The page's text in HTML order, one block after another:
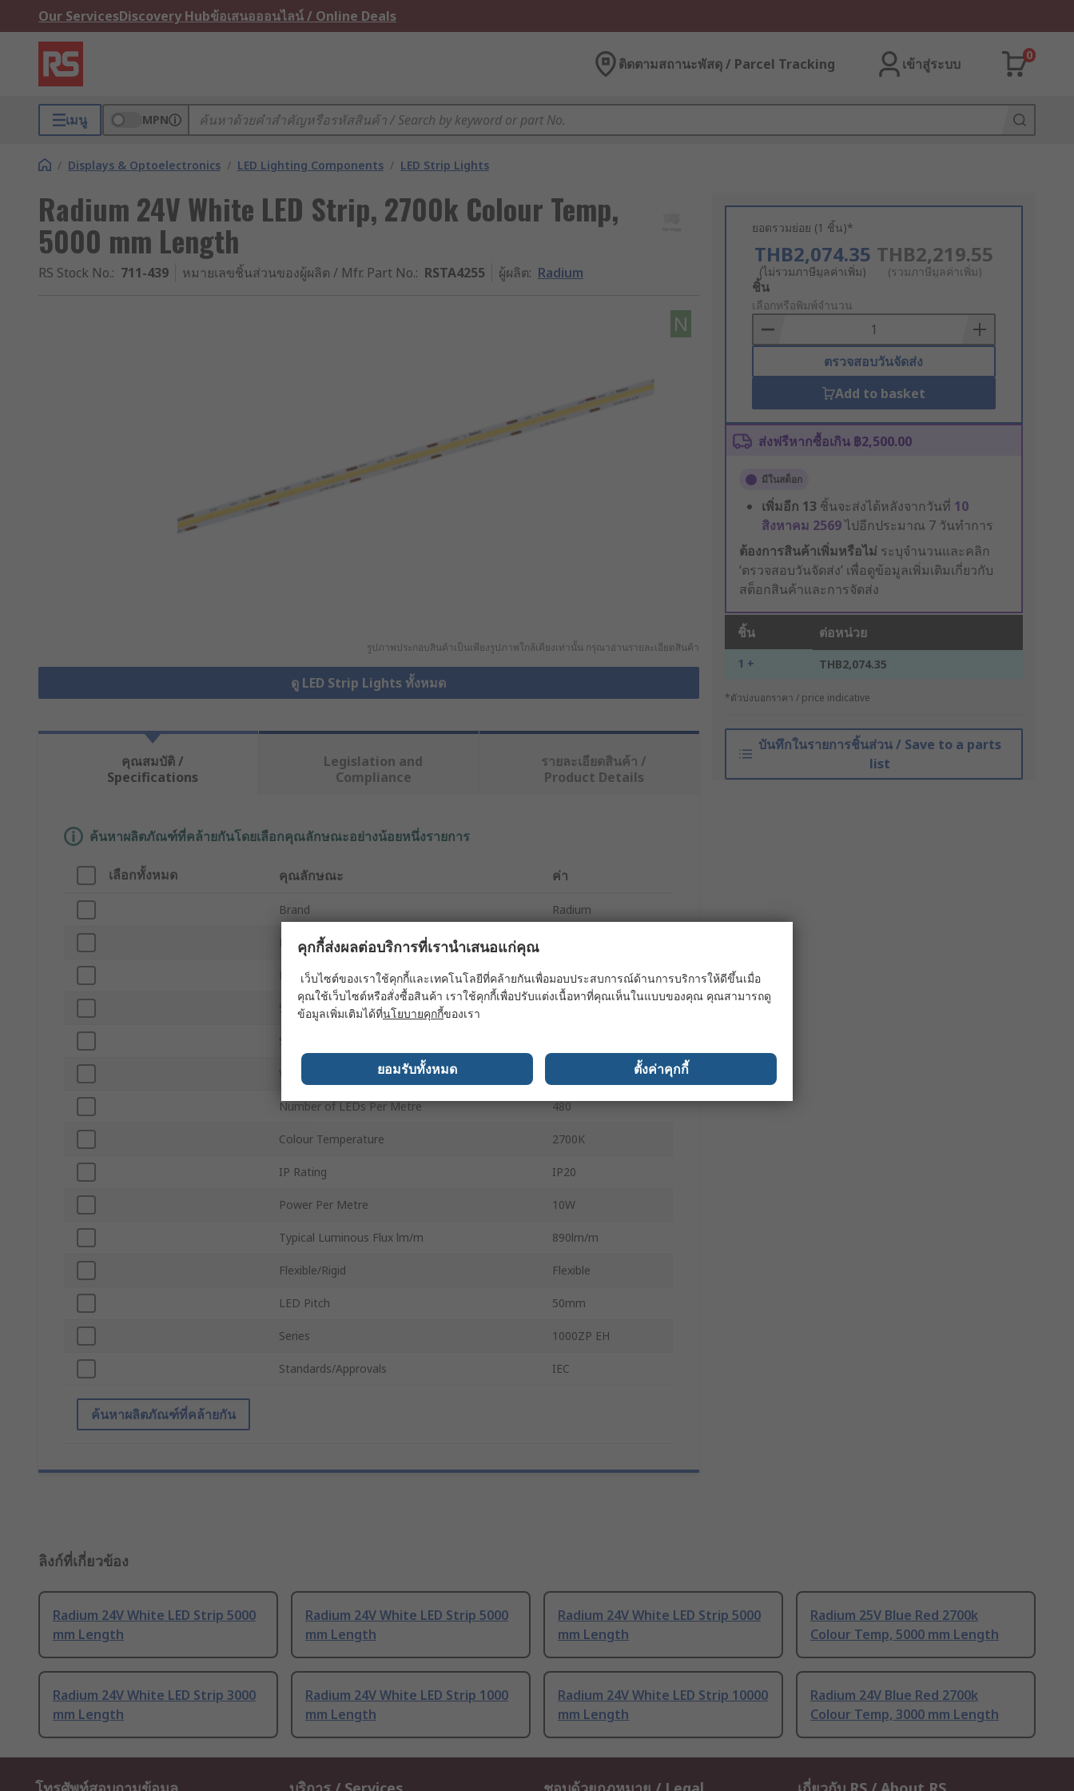
Our ServicesDiscovery Hubข้อเสนอออนไลน์ / Online Deals
ติดตามสถานะพัสดุ / Parcel Tracking เข้าสู่ระบบ
0
เมนู MPN
/ Displays & Optoelectronics / LED Lighting Components / LED Strip Lights
Radium 24V White LED Strip, 2700k Colour Temp,
5000 mm Length
RS Stock No.: 711-439 หมายเลขชิ้นส่วนของผู้ผลิต / Mfr. Part No.: RSTA4255 ผู้ผลิต: Radium
N
รูปภาพประกอบสินค้าเป็นเพียงรูปภาพใกล้เคียงเท่านั้น กรุณาอ่านรายละเอียดสินค้า
ดู LED Strip Lights ทั้งหมด
ยอดรวมย่อย (1 ชิ้น)*
THB2,074.35
(ไม่รวมภาษีมูลค่าเพิ่ม)
THB2,219.55
(รวมภาษีมูลค่าเพิ่ม)
Add
to
Basket
ชิ้น
เลือกหรือพิมพ์จำนวน
ตรวจสอบวันจัดส่ง
Add to basket
ส่งฟรีหากซื้อเกิน ฿2,500.00
มีในสต็อก
เพิ่มอีก 13 ชิ้นจะส่งได้หลังจากวันที่ 10
สิงหาคม 2569ไปอีกประมาณ 7 วันทำการ
ต้องการสินค้าเพิ่มหรือไม่ ระบุจำนวนและคลิก
‘ตรวจสอบวันจัดส่ง’ เพื่อดูข้อมูลเพิ่มเติมเกี่ยวกับ
สต็อกสินค้าและการจัดส่ง
ชิ้น ต่อหน่วย
1 + THB2,074.35
*ตัวบ่งบอกราคา / price indicative
บันทึกในรายการชิ้นส่วน / Save to a parts
list
คุณสมบัติ /
Specifications
Legislation and
Compliance
รายละเอียดสินค้า /
Product Details
ค้นหาผลิตภัณฑ์ที่คล้ายกันโดยเลือกคุณลักษณะอย่างน้อยหนึ่งรายการ
เลือกทั้งหมด คุณลักษณะ ค่า
Brand Radium
Product Type
LED Colour White
Strip Length
Strip Width
Voltage
Number of LEDs Per Metre 480
Colour Temperature 2700K
IP Rating IP20
Power Per Metre 10W
Typical Luminous Flux lm/m 890lm/m
Flexible/Rigid Flexible
LED Pitch 50mm
Series 1000ZP EH
Standards/Approvals IEC
ค้นหาผลิตภัณฑ์ที่คล้ายกัน
ลิงก์ที่เกี่ยวข้อง
Radium 24V White LED Strip 5000
mm Length
Radium 24V White LED Strip 5000
mm Length
Radium 24V White LED Strip 5000
mm Length
Radium 25V Blue Red 2700k
Colour Temp, 5000 mm Length
Radium 24V White LED Strip 3000
mm Length
Radium 24V White LED Strip 1000
mm Length
Radium 24V White LED Strip 10000
mm Length
Radium 24V Blue Red 2700k
Colour Temp, 3000 mm Length
คุกกี้ส่งผลต่อบริการที่เรานำเสนอแก่คุณ
เว็บไซต์ของเราใช้คุกกี้และเทคโนโลยีที่คล้ายกันเพื่อมอบประสบการณ์ด้านการบริการให้ดีขึ้นเมื่อ
คุณใช้เว็บไซต์หรือสั่งซื้อสินค้า เราใช้คุกกี้เพื่อปรับแต่งเนื้อหาที่คุณเห็นในแบบของคุณ คุณสามารถดู
ข้อมูลเพิ่มเติมได้ที่นโยบายคุกกี้ของเรา
ยอมรับทั้งหมด ตั้งค่าคุกกี้